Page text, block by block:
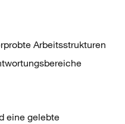
Arbeitsstrukturen
eine gelebte